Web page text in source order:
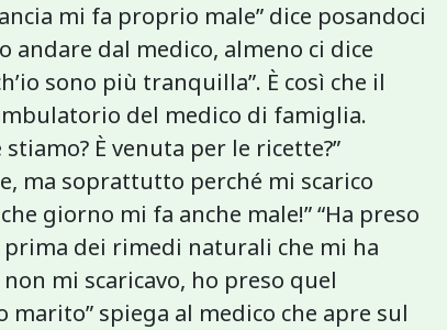
mi fa proprio male” dice posandoci
andare dal medico, almeno ci dice
sono più tranquilla”. È così che il
del medico di famiglia.
È venuta per le ricette?”
ma soprattutto perché mi scarico
giorno mi fa anche male!” “Ha preso
prima dei rimedi naturali che mi ha
mi scaricavo, ho preso quel
marito” spiega al medico che apre sul